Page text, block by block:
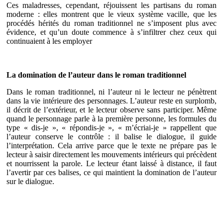
Ces maladresses, cependant, réjouissent les partisans du roman
moderne : elles montrent que le vieux système vacille, que les
procédés hérités du roman traditionnel ne s’imposent plus avec
évidence, et qu’un doute commence à s’infiltrer chez ceux qui
continuaient à les employer
La domination de l’auteur dans le roman traditionnel
Dans le roman traditionnel, ni l’auteur ni le lecteur ne pénètrent
dans la vie intérieure des personnages. L’auteur reste en surplomb,
il décrit de l’extérieur, et le lecteur observe sans participer. Même
quand le personnage parle à la première personne, les formules du
type « dis-je », « répondis-je », « m’écriai-je » rappellent que
l’auteur conserve le contrôle : il balise le dialogue, il guide
l’interprétation. Cela arrive parce que le texte ne prépare pas le
lecteur à saisir directement les mouvements intérieurs qui précèdent
et nourrissent la parole. Le lecteur étant laissé à distance, il faut
l’avertir par ces balises, ce qui maintient la domination de l’auteur
sur le dialogue.